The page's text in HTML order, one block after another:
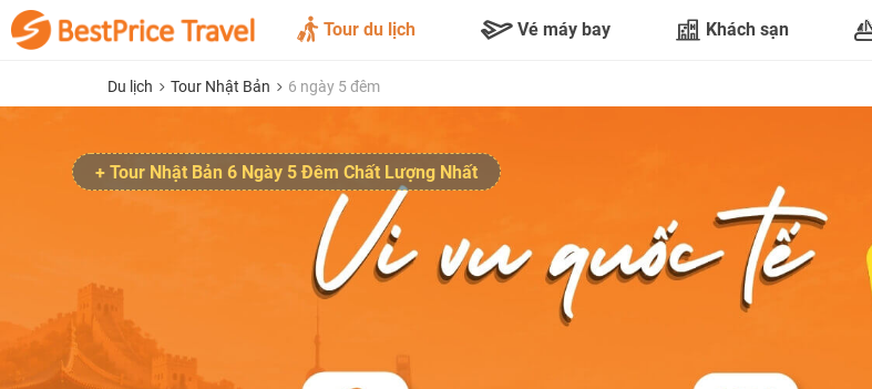
Tour du lịch Vé máy bay Khách sạn
Du lịch Tour Nhật Bản 6 ngày 5 đêm
+ Tour Nhật Bản 6 Ngày 5 Đêm Chất Lượng Nhất